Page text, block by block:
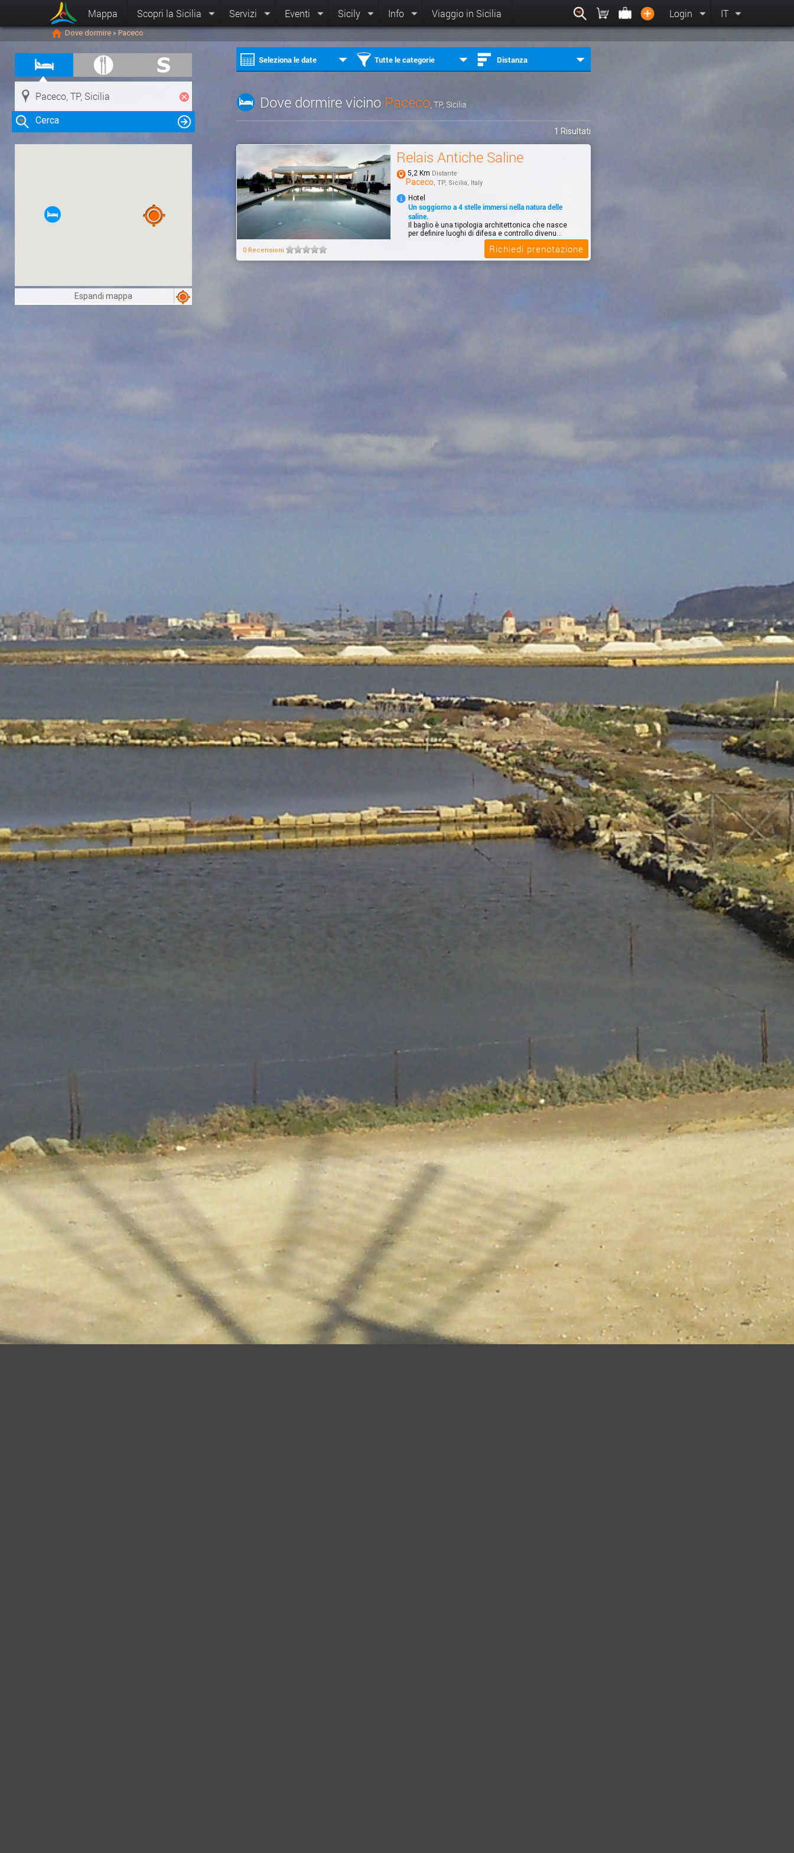
Mappa Scopri la Sicilia Servizi Eventi Sicily Info Viaggio in Sicilia Login IT
Dove dormire > Paceco
Cerca
per visualizzare le informazioni
Espandi mappa
Seleziona le date Tutte le categorie Distanza
Dove dormire vicino Paceco , TP, Sicilia
1 Risultati
Relais Antiche Saline
5,2 Km Distante
Paceco, TP, Sicilia, Italy
Hotel
Un soggiorno a 4 stelle immersi nella natura delle
saline.
Il baglio è una tipologia architettonica che nasce
per definire luoghi di difesa e controllo divenu...
0 Recensioni Richiedi prenotazione